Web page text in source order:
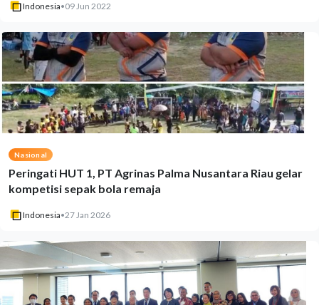
Indonesia•09 Jun 2022
Nasional
Peringati HUT 1, PT Agrinas Palma Nusantara Riau gelar
kompetisi sepak bola remaja
Indonesia•27 Jan 2026